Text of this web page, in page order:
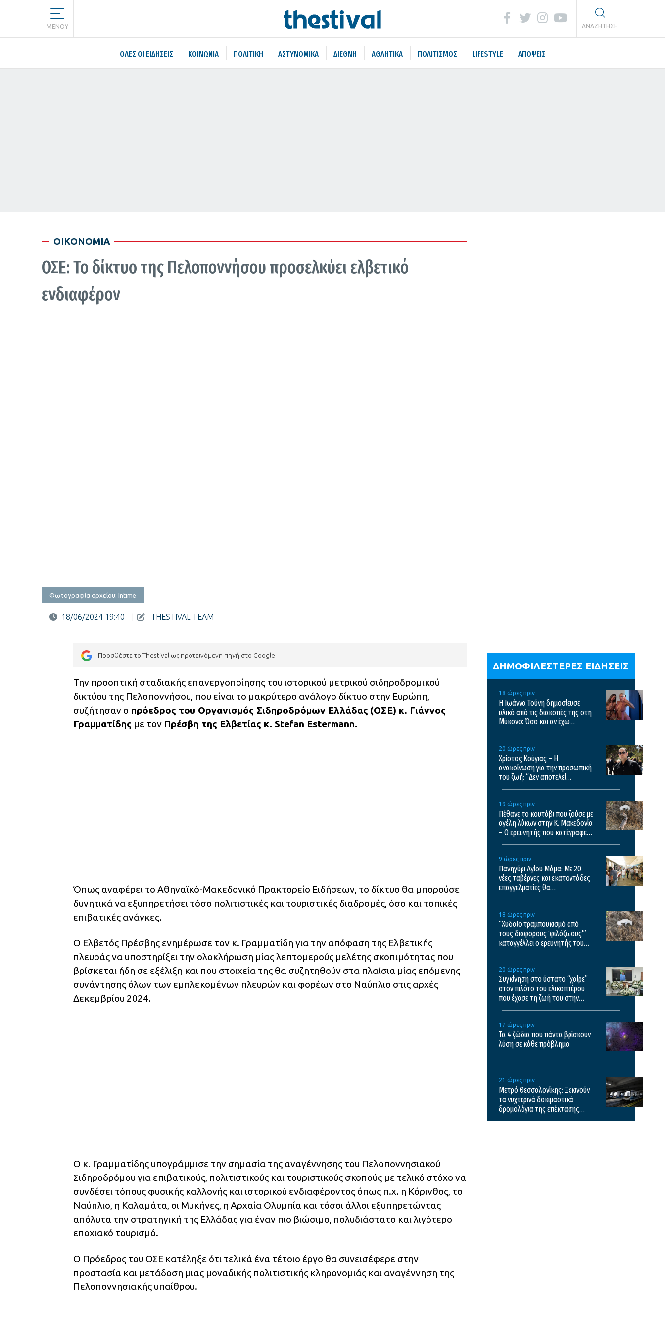
MENOY ΑΝΑΖΗΤΗΣΗ
ΌΛΕΣ ΟΙ ΕΙΔΉΣΕΙΣ ΚΟΙΝΩΝΙΑ ΠΟΛΙΤΙΚΗ ΑΣΤΥΝΟΜΙΚΑ ΔΙΕΘΝΗ ΑΘΛΗΤΙΚΑ ΠΟΛΙΤΙΣΜΟΣ LIFESTYLE ΑΠΟΨΕΙΣ
ΟΙΚΟΝΟΜΙΑ
ΟΣΕ: Το δίκτυο της Πελοποννήσου προσελκύει ελβετικό
ενδιαφέρον
Φωτογραφία αρχείου: Intime
18/06/2024 19:40 THESTIVAL TEAM
Προσθέστε το Thestival ως προτεινόμενη πηγή στο Google
Την προοπτική σταδιακής επανεργοποίησης του ιστορικού μετρικού σιδηροδρομικού
δικτύου της Πελοποννήσου, που είναι το μακρύτερο ανάλογο δίκτυο στην Ευρώπη,
συζήτησαν ο πρόεδρος του Οργανισμός Σιδηροδρόμων Ελλάδας (ΟΣΕ) κ. Γιάννος
Γραμματίδης με τον Πρέσβη της Ελβετίας κ. Stefan Estermann.
Όπως αναφέρει το Αθηναϊκό-Μακεδονικό Πρακτορείο Ειδήσεων, το δίκτυο θα μπορούσε
δυνητικά να εξυπηρετήσει τόσο πολιτιστικές και τουριστικές διαδρομές, όσο και τοπικές
επιβατικές ανάγκες.
Ο Ελβετός Πρέσβης ενημέρωσε τον κ. Γραμματίδη για την απόφαση της Ελβετικής
πλευράς να υποστηρίξει την ολοκλήρωση μίας λεπτομερούς μελέτης σκοπιμότητας που
βρίσκεται ήδη σε εξέλιξη και που στοιχεία της θα συζητηθούν στα πλαίσια μίας επόμενης
συνάντησης όλων των εμπλεκομένων πλευρών και φορέων στο Ναύπλιο στις αρχές
Δεκεμβρίου 2024.
Ο κ. Γραμματίδης υπογράμμισε την σημασία της αναγέννησης του Πελοποννησιακού
Σιδηροδρόμου για επιβατικούς, πολιτιστικούς και τουριστικούς σκοπούς με τελικό στόχο να
συνδέσει τόπους φυσικής καλλονής και ιστορικού ενδιαφέροντος όπως π.χ. η Κόρινθος, το
Ναύπλιο, η Καλαμάτα, οι Μυκήνες, η Αρχαία Ολυμπία και τόσοι άλλοι εξυπηρετώντας
απόλυτα την στρατηγική της Ελλάδας για έναν πιο βιώσιμο, πολυδιάστατο και λιγότερο
εποχιακό τουρισμό.
Ο Πρόεδρος του ΟΣΕ κατέληξε ότι τελικά ένα τέτοιο έργο θα συνεισέφερε στην
προστασία και μετάδοση μιας μοναδικής πολιτιστικής κληρονομιάς και αναγέννηση της
Πελοποννησιακής υπαίθρου.
ΔΗΜΟΦΙΛΕΣΤΕΡΕΣ ΕΙΔΗΣΕΙΣ
18 ώρες πριν
Η Ιωάννα Τούνη δημοσίευσε
υλικό από τις διακοπές της στη
Μύκονο: Όσο και αν έχω
20 ώρες πριν
Χρίστος Κούγιας – Η
ανακοίνωση για την προσωπική
του ζωή: “Δεν αποτελεί
19 ώρες πριν
Πέθανε το κουτάβι που ζούσε με
αγέλη λύκων στην Κ. Μακεδονία
– Ο ερευνητής που κατέγραφε
9 ώρες πριν
Πανηγύρι Αγίου Μάμα: Με 20
νέες ταβέρνες και εκατοντάδες
επαγγελματίες θα
18 ώρες πριν
“Χυδαίο τραμπουκισμό από
τους διάφορους ‘φιλόζωους'”
καταγγέλλει ο ερευνητής του
λύκων
20 ώρες πριν
Συγκίνηση στο ύστατο “χαίρε”
στον πιλότο του ελικοπτέρου
που έχασε τη ζωή του στην
17 ώρες πριν
Τα 4 ζώδια που πάντα βρίσκουν
λύση σε κάθε πρόβλημα
21 ώρες πριν
Μετρό Θεσσαλονίκης: Ξεκινούν
τα νυχτερινά δοκιμαστικά
δρομολόγια της επέκτασης